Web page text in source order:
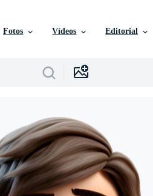
Fotos Vídeos Editorial